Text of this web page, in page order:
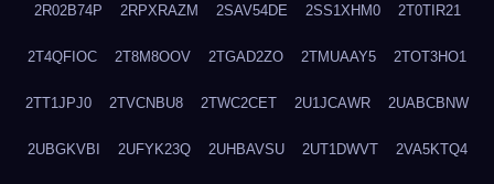
2R02B74P 2RPXRAZM 2SAV54DE 2SS1XHM0 2T0TIR21
2T4QFIOC 2T8M8OOV 2TGAD2ZO 2TMUAAY5 2TOT3HO1
2TT1JPJ0 2TVCNBU8 2TWC2CET 2U1JCAWR 2UABCBNW
2UBGKVBI 2UFYK23Q 2UHBAVSU 2UT1DWVT 2VA5KTQ4